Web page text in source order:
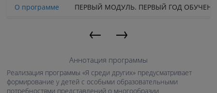
О программе ПЕРВЫЙ МОДУЛЬ. ПЕРВЫЙ ГОД
← →
Аннотация программы
Реализация программы «Я среди других» предусматривает
формирование у детей с особыми образовательными
потребностями представлений о многообразии